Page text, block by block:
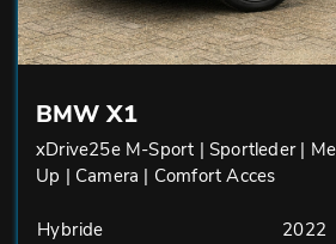
BMW X1
xDrive25e M-Sport | Sportleder |
Up | Camera | Comfort Acces
Hybride
2022